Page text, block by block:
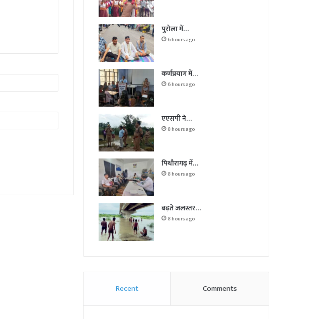
पुरोला में…
6 hours ago
कर्णप्रयाग में…
6 hours ago
एएसपी ने…
8 hours ago
पिथौरागढ़ में…
8 hours ago
बढ़ते जलस्तर…
8 hours ago
Recent Comments